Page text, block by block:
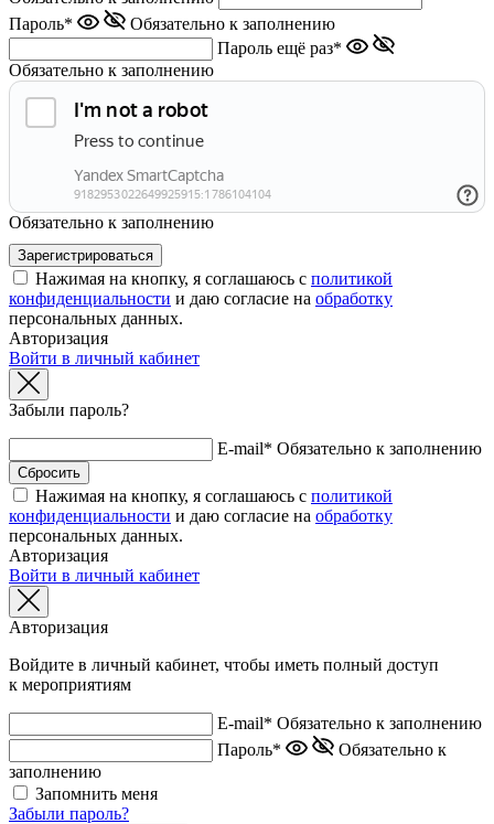
Пароль*
Обязательно к заполнению
Пароль ещё раз*
Обязательно к заполнению
Обязательно к заполнению
Нажимая на кнопку, я соглашаюсь с политикой
конфиденциальности и даю согласие на обработку
персональных данных.
Авторизация
Войти в личный кабинет
Забыли пароль?
E-mail* Обязательно к заполнению
Нажимая на кнопку, я соглашаюсь с политикой
конфиденциальности и даю согласие на обработку
персональных данных.
Авторизация
Войти в личный кабинет
Авторизация
Войдите в личный кабинет, чтобы иметь полный доступ
к мероприятиям
E-mail* Обязательно к заполнению
Пароль*
Обязательно к
заполнению
Запомнить меня
Забыли пароль?